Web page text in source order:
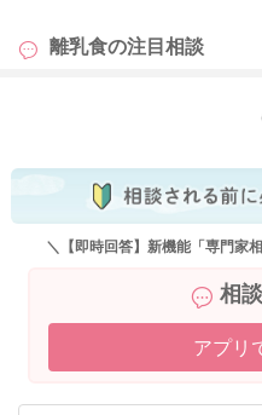
離乳食の注目相談
もっ
＼【即時回答】新機能「専門家
相
アプリ